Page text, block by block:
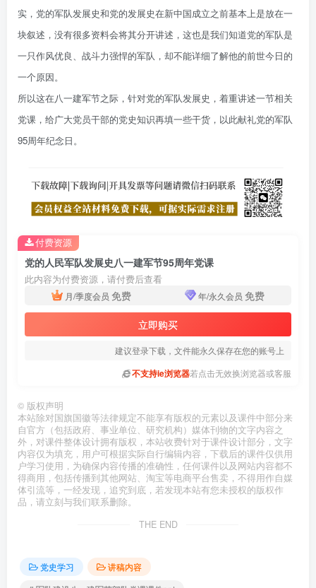
实，党的军队发展史和党的发展史在新中国成立之前基本上是放在一
块叙述，没有很多资料会将其分开讲述，这也是我们知道党的军队是
一只作风优良、战斗力强悍的军队，却不能详细了解他的前世今日的
一个原因。
所以这在八一建军节之际，针对党的军队发展史，着重讲述一节相关
党课，给广大党员干部的党史知识再填一些干货，以此献礼党的军队
95周年纪念日。
党的人民军队发展史八一建军节95周年党课
此内容为付费资源，请付费后查看
月/季度会员 免费 年/永久会员 免费
立即购买
建议登录下载，文件能永久保存在您的账号上
不支持ie浏览器若点击无效换浏览器或客服
付费资源
© 版权声明
本站除对国旗国徽等法律规定不能享有版权的元素以及课件中部分来
自官方（包括政府、事业单位、研究机构）媒体刊物的文字内容之
外，对课件整体设计拥有版权，本站收费针对于课件设计部分，文字
内容仅为填充，用户可根据实际自行编辑内容，下载后的课件仅供用
户学习使用，为确保内容传播的准确性，任何课件以及网站内容都不
得商用，包括传播到其他网站、淘宝等电商平台售卖，不得用作自媒
体引流等，一经发现，追究到底，若发现本站有您未授权的版权作
品，请立刻与我们联系删除。
THE END
党史学习
讲稿内容